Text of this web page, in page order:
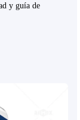
y guía de